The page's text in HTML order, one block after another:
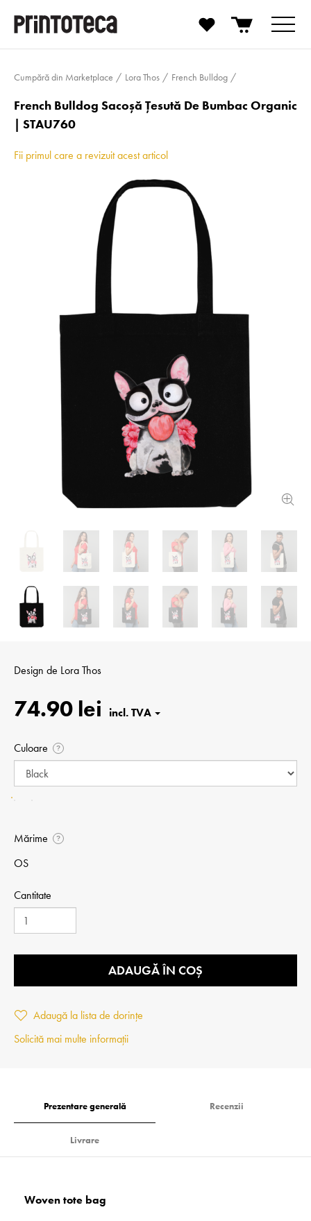
Cumpără din Marketplace Lora Thos French Bulldog
French Bulldog Sacoșă Țesută De Bumbac Organic
| STAU760
Fii primul care a revizuit acest articol
Design de Lora Thos
74.90 lei
Culoare ?
Mărime ?
OS
Cantitate
ADAUGĂ ÎN COȘ
Adaugă la lista de dorințe
Solicită mai multe informații
Prezentare generală Recenzii
Livrare
Woven tote bag